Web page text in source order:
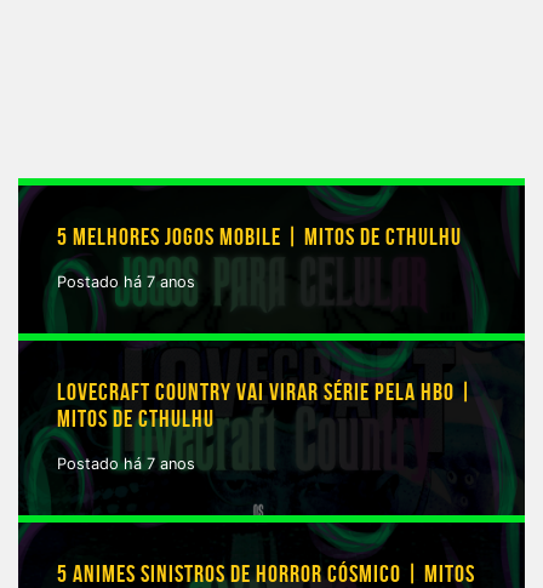
5 MELHORES JOGOS MOBILE | MITOS DE CTHULHU
Postado há 7 anos
LOVECRAFT COUNTRY VAI VIRAR SÉRIE PELA HBO |
MITOS DE CTHULHU
Postado há 7 anos
5 ANIMES SINISTROS DE HORROR CÓSMICO | MITOS